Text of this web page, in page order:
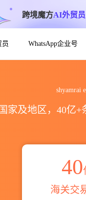
跨境魔方AI外贸员
WhatsApp企业号
shyamrai
家及地区，40亿
40
海关交